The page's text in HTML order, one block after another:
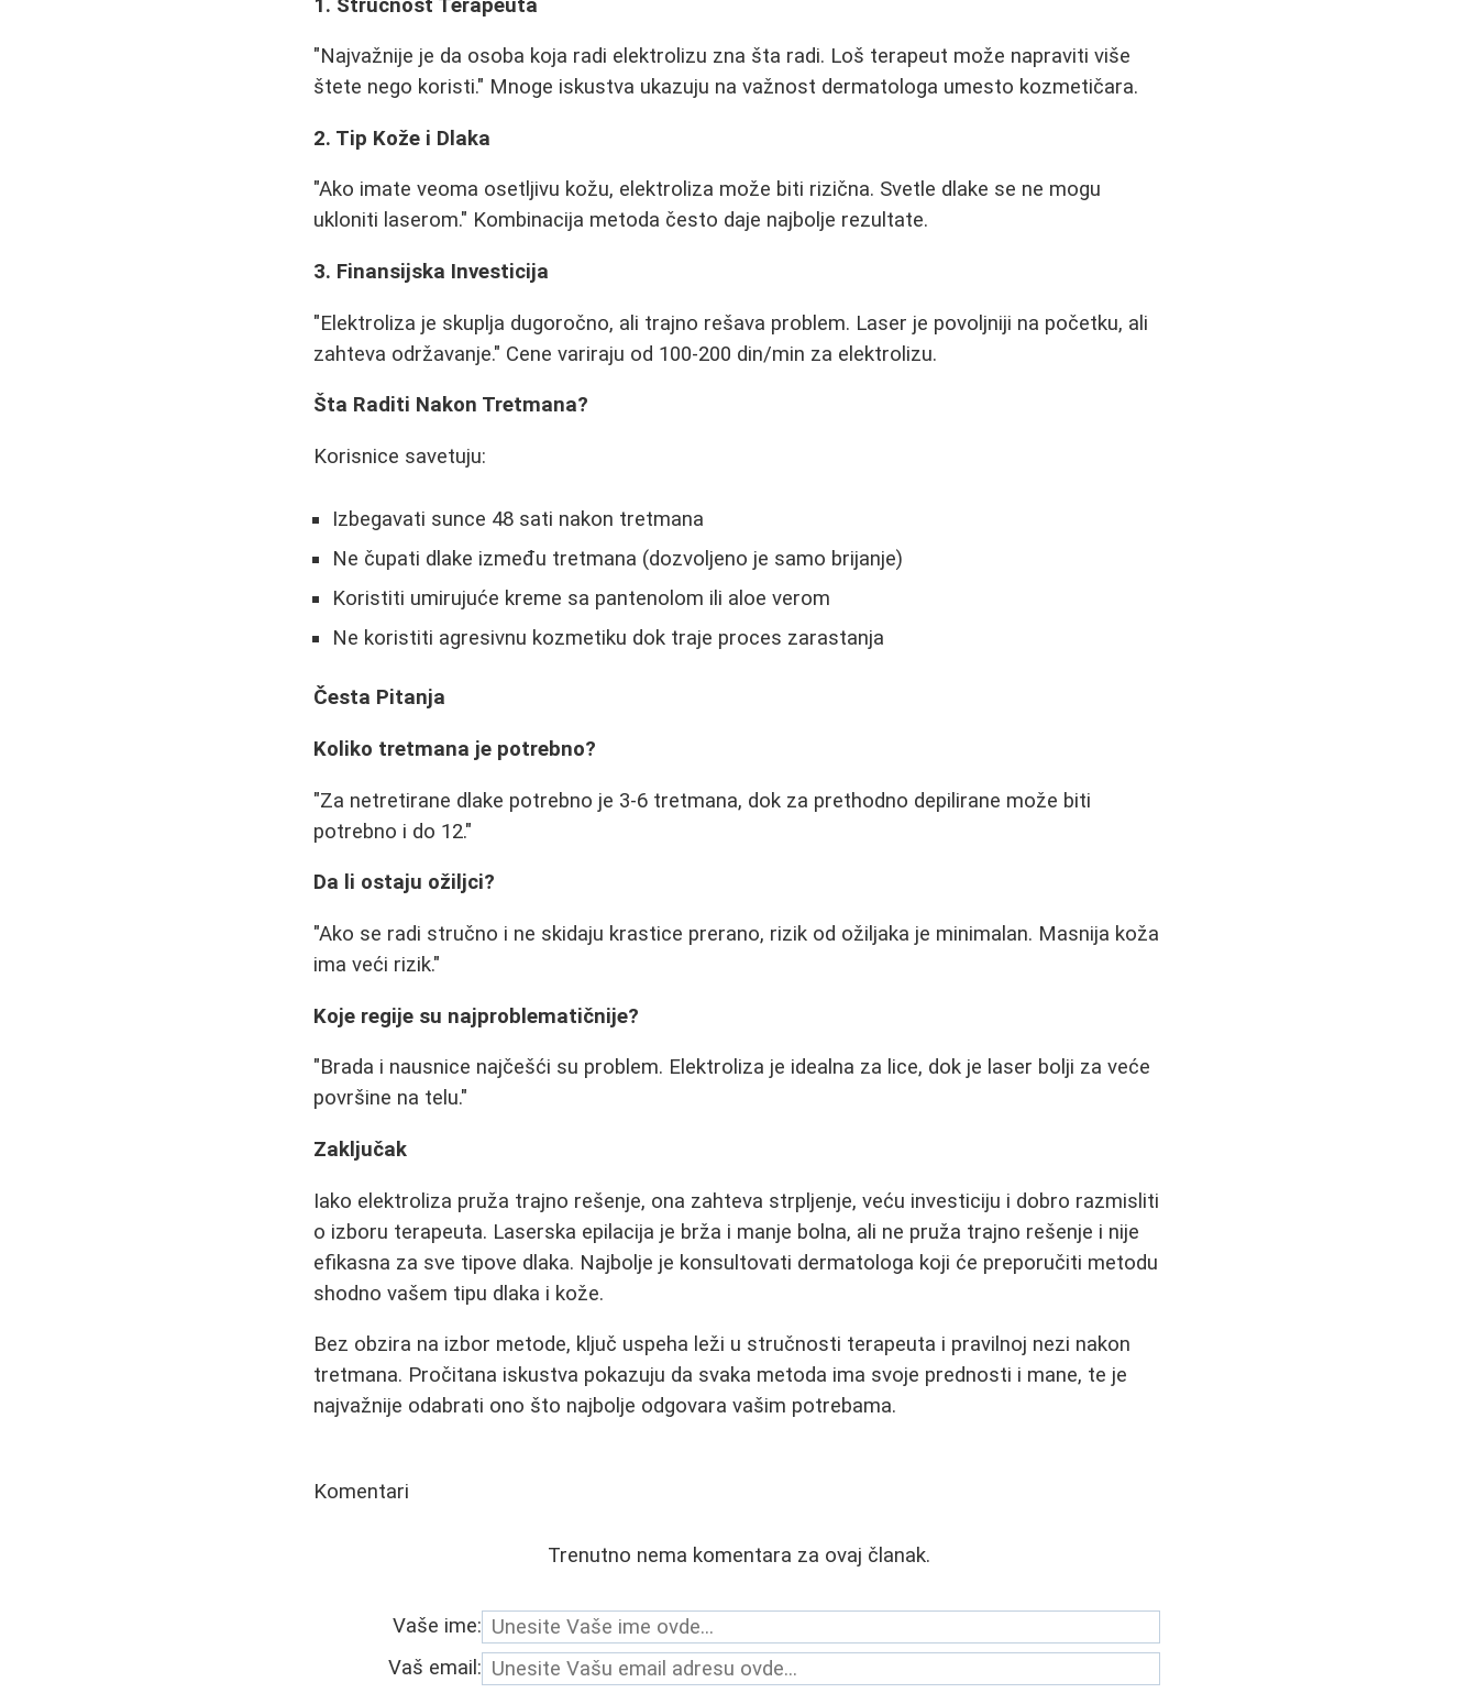
1. Stručnost Terapeuta
"Najvažnije je da osoba koja radi elektrolizu zna šta radi. Loš terapeut može napraviti više
štete nego koristi." Mnoge iskustva ukazuju na važnost dermatologa umesto kozmetičara.
2. Tip Kože i Dlaka
"Ako imate veoma osetljivu kožu, elektroliza može biti rizična. Svetle dlake se ne mogu
ukloniti laserom." Kombinacija metoda često daje najbolje rezultate.
3. Finansijska Investicija
"Elektroliza je skuplja dugoročno, ali trajno rešava problem. Laser je povoljniji na početku, ali
zahteva održavanje." Cene variraju od 100-200 din/min za elektrolizu.
Šta Raditi Nakon Tretmana?
Korisnice savetuju:
Izbegavati sunce 48 sati nakon tretmana
Ne čupati dlake između tretmana (dozvoljeno je samo brijanje)
Koristiti umirujuće kreme sa pantenolom ili aloe verom
Ne koristiti agresivnu kozmetiku dok traje proces zarastanja
Česta Pitanja
Koliko tretmana je potrebno?
"Za netretirane dlake potrebno je 3-6 tretmana, dok za prethodno depilirane može biti
potrebno i do 12."
Da li ostaju ožiljci?
"Ako se radi stručno i ne skidaju krastice prerano, rizik od ožiljaka je minimalan. Masnija koža
ima veći rizik."
Koje regije su najproblematičnije?
"Brada i nausnice najčešći su problem. Elektroliza je idealna za lice, dok je laser bolji za veće
površine na telu."
Zaključak
Iako elektroliza pruža trajno rešenje, ona zahteva strpljenje, veću investiciju i dobro razmisliti
o izboru terapeuta. Laserska epilacija je brža i manje bolna, ali ne pruža trajno rešenje i nije
efikasna za sve tipove dlaka. Najbolje je konsultovati dermatologa koji će preporučiti metodu
shodno vašem tipu dlaka i kože.
Bez obzira na izbor metode, ključ uspeha leži u stručnosti terapeuta i pravilnoj nezi nakon
tretmana. Pročitana iskustva pokazuju da svaka metoda ima svoje prednosti i mane, te je
najvažnije odabrati ono što najbolje odgovara vašim potrebama.
Komentari
Trenutno nema komentara za ovaj članak.
Vaše ime:
Vaš email: